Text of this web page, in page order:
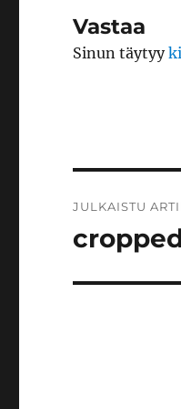
Vastaa
Sinun täytyy
selaus
JULKAISTU